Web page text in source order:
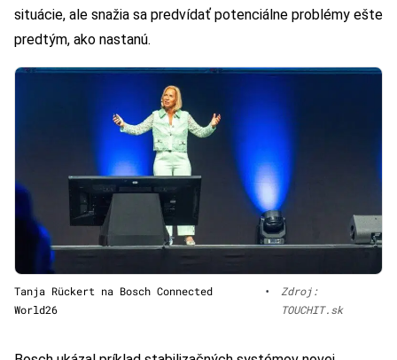
situácie, ale snažia sa predvídať potenciálne problémy ešte
predtým, ako nastanú.
Tanja Rückert na Bosch Connected
World26
•
Zdroj:
TOUCHIT.sk